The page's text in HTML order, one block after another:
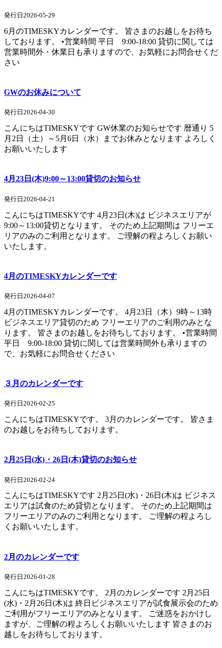
発行日2026-05-29
6月のTIMESKYカレンダーです。 皆さまのお越しをお待ち
しております。 •営業時間 平日 9:00-18:00 貸切に関しては
営業時間外・休業日も承りますので、お気軽にお問合せくだ
さい
GWのお休みについて
発行日2026-04-30
こんにちはTIMESKYです GW休業のお知らせです 暦通り 5
月2日（土）～5月6日（水）までお休みとなります よろしく
お願いいたします
4月23日(木)9:00～13:00貸切のお知らせ
発行日2026-04-21
こんにちはTIMESKYです 4月23日(木)は ビジネスエリアが
9:00～13:00貸切となります。 そのため上記期間は フリーエ
リアのみのご利用となります。 ご理解の程よろしくお願い
いたします。
4月のTIMESKYカレンダーです
発行日2026-04-07
4月のTIMESKYカレンダーです。 4月23日（木）9時～13時
ビジネスエリア貸切のため フリーエリアのご利用のみとな
ります。 皆さまのお越しをお待ちしております。 •営業時間
平日 9:00-18:00 貸切に関しては営業時間外も承りますの
で、お気軽にお問合せください
３月のカレンダーです
発行日2026-02-25
こんにちはTIMESKYです。 3月のカレンダーです。 皆さま
のお越しをお待ちしております。
2月25日(水)・26日(木)貸切のお知らせ
発行日2026-02-24
こんにちはTIMESKYです 2月25日(水)・26日(木)は ビジネス
エリアは試食のため貸切となります。 そのため上記期間は
フリーエリアのみのご利用となります。 ご理解の程よろし
くお願いいたします。
2月のカレンダーです
発行日2026-01-28
こんにちはTIMESKYです。 2月のカレンダーです 2月25日
(水)・2月26日(木)は 終日ビジネスエリアが試食展示会のため
ご利用がフリーエリアのみとなります。 ご迷惑をおかけし
ますが、ご理解の程よろしくお願いいたします 皆さまのお
越しをお待ちしております。